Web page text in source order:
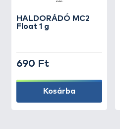
HALDORÁDÓ MC2
Float 1 g
690 Ft
Kosárba